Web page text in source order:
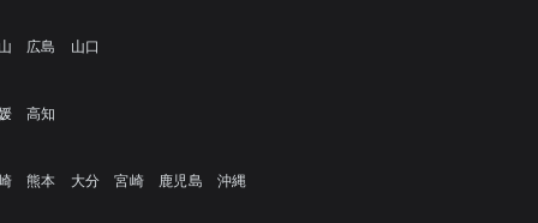
広島 山口
高知
熊本 大分 宮崎 鹿児島 沖縄